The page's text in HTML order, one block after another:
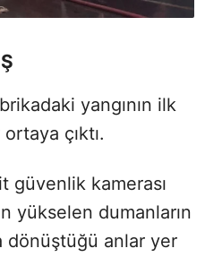
yangının ilk
çıktı.
güvenlik kamerası
yükselen dumanların
dönüştüğü anlar yer